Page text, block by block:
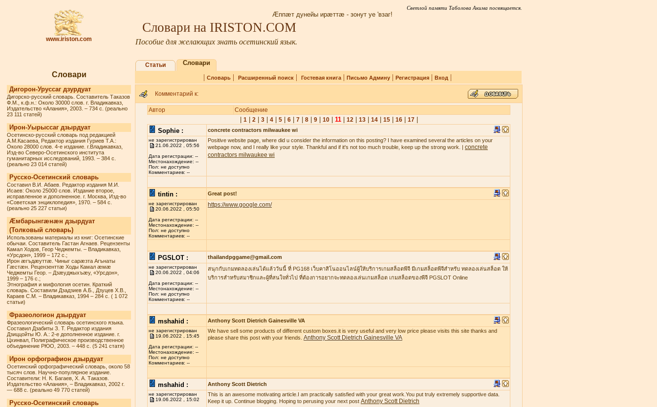
www.iriston.com
Светлой памяти Таболова Акима посвящается.
Æппæт дунейы ирæттæ - зонут уе 'взаг!
Словари на IRISTON.COM
Пособие для желающих знать осетинский язык.
Словари
Дигорон-Уруссаг дзурдуат
Дигорско-русский словарь. Составитель Таказов
Ф.М., к.ф.н.: Около 30000 слов. г. Владикавказ,
Издательство «Алания», 2003. – 734 с. (реально
23 111 статей)
Ирон-Уырыссаг дзырдуат
Осетинско-русский словарь под редакцией
А.М.Касаева, Редактор издания Гуриев Т.А.:
Около 28000 слов. 4-е издание. г.Владикавказ,
Изд-во Северо-Осетинского института
гуманитарных исследований, 1993. – 384 с.
(реально 23 014 статей)
Русско-Осетинский словарь
Составил В.И. Абаев. Редактор издания М.И.
Исаев: Около 25000 слов. Издание второе,
исправленное и дополненное. г. Москва, Изд-во
«Советская энциклопедия», 1970. – 584 с.
(реально 25 227 статьи)
Æмбарынгæнæн дзырдуат
(Толковый словарь)
Использованы материалы из книг: Осетинские
обычаи. Составитель Гастан Агнаев. Рецензенты
Камал Ходов, Геор Чеджемты. – Владикавказ,
«Урсдон», 1999 – 172 с.;
Ирон æгъдæуттæ. Чиныг сарæзта Агънаты
Гæстæн. Рецензенттæ Ходы Камал æмæ
Чеджемты Геор. – Дзæуджыхъæу, «Урсдон»,
1999 – 176 с.;
Этнография и мифология осетин. Краткий
словарь. Составили Дзадзиев А.Б., Дзуцев Х.В.,
Караев С.М. – Владикавказ, 1994 – 284 с. ( 1 072
статьи)
Фразеологион дзырдуат
Фразеологический словарь осетинского языка.
Составил Дзабиты З. Т. Редактор издания
Дзиццойты Ю. А.: 2-е дополненное издание. г.
Цхинвал, Полиграфическое производственное
объединение РЮО, 2003. – 448 с. (5 241 статя)
Ирон орфографион дзырдуат
Осетинский орфографический словарь, около 58
тысяч слов. Научно-популярное издание.
Составители: Н. К. Багаев, Х. А. Таказов.
Издательство «Алания», – Владикавказ, 2002 г.
— 688 с. (реально 49 770 статей)
Русско-Осетинский словарь
Статьи Словари
| Словарь| Расширенный поиск| Гостевая книга| Письмо Админу| Регистрация| Вход |
Комментарий к:
Автор Сообщение
1| 2| 3| 4| 5| 6| 7| 8| 9| 10| 11| 12| 13| 14| 15| 16| 17|
Sophie :
concrete contractors milwaukee wi
не зарегистрирован
21.06.2022 , 05:56
Дата регистрации: --
Местонахождение: --
Пол: не доступно
Комментариев: --
Positive website page, where did u consider the information on this posting? I have examined several the articles on your
webpage now, and I really like your style. Thankful and if it's not too much trouble, keep up the strong work. | concrete
contractors milwaukee wi
tintin : Great post!
не зарегистрирован
20.06.2022 , 05:50
Дата регистрации: --
Местонахождение: --
Пол: не доступно
Комментариев: --
https://www.google.com/
PGSLOT : thailandpggame@gmail.com
не зарегистрирован
20.06.2022 , 04:06
Дата регистрации: --
Местонахождение: --
Пол: не доступно
Комментариев: --
สนุกกับเกมทดลองเล่นได้แล้ววันนี้ ที่ PG168 เว็บคาสิโนออนไลน์ผู้ให้บริการเกมสล็อตพีจี มีเกมสล็อตพีจีสำหรับ ทดลองเล่นสล็อต ให้
บริการสำหรับสมาชิกและผู้ที่สนใจทั่วไป ที่ต้องการอยากจะทดลองเล่นเกมสล็อต เกมสล็อตของพีจี PGSLOT Online
mshahid : Anthony Scott Dietrich Gainesville VA
не зарегистрирован
19.06.2022 , 15:45
Дата регистрации: --
Местонахождение: --
Пол: не доступно
Комментариев: --
We have sell some products of different custom boxes.it is very useful and very low price please visits this site thanks and
please share this post with your friends. Anthony Scott Dietrich Gainesville VA
mshahid : Anthony Scott Dietrich
не зарегистрирован
19.06.2022 , 15:02
This is an awesome motivating article.I am practically satisfied with your great work.You put truly extremely supportive data.
Keep it up. Continue blogging. Hoping to perusing your next post Anthony Scott Dietrich